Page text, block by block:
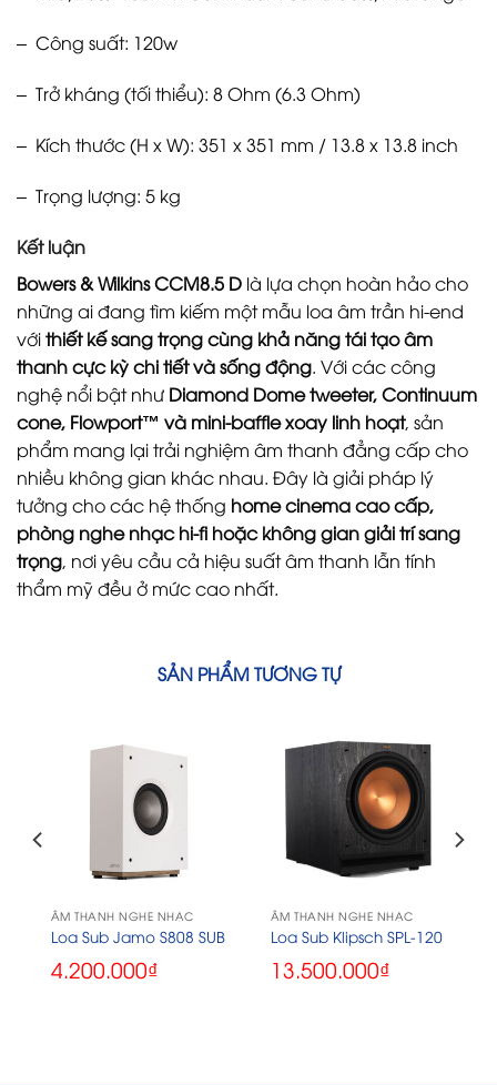
– Công suất: 120w
– Trở kháng (tối thiểu): 8 Ohm (6.3 Ohm)
– Kích thước (H x W): 351 x 351 mm / 13.8 x 13.8 inch
– Trọng lượng: 5 kg
Kết luận
Bowers & Wilkins CCM8.5 D là lựa chọn hoàn hảo cho
những ai đang tìm kiếm một mẫu loa âm trần hi-end
vớithiết kế sang trọng cùng khả năng tái tạo âm
thanh cực kỳ chi tiết và sống động. Với các công
nghệ nổi bật như Diamond Dome tweeter, Continuum
cone, Flowport™ và mini-baffle xoay linh hoạt, sản
phẩm mang lại trải nghiệm âm thanh đẳng cấp cho
nhiều không gian khác nhau. Đây là giải pháp lý
tưởng cho các hệ thống home cinema cao cấp,
phòng nghe nhạc hi-fi hoặc không gian giải trí sang
trọng, nơi yêu cầu cả hiệu suất âm thanh lẫn tính
thẩm mỹ đều ở mức cao nhất.
SẢN PHẨM TƯƠNG TỰ
ÂM THANH NGHE NHẠC
Loa Sub Jamo S808 SUB
4.200.000₫
ÂM THANH NGHE NHẠC
Loa Sub Klipsch SPL-120
13.500.000₫